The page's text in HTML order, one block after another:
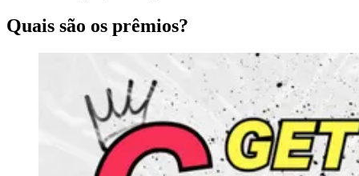
Quais são os prêmios?